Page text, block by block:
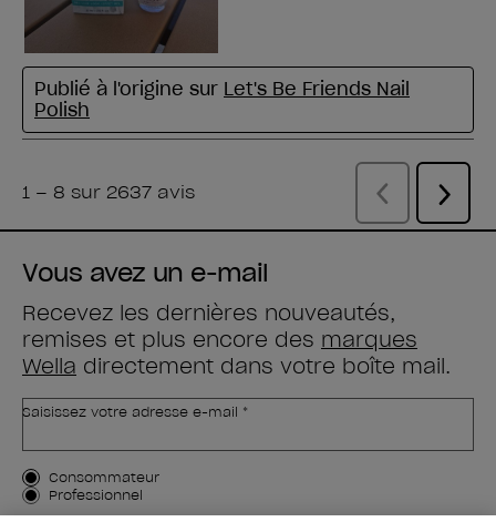
Vous avez un e-mail
Recevez les dernières nouveautés,
remises et plus encore des marques
Wella directement dans votre boîte mail.
Saisissez votre adresse e-mail *
Type de client
Consommateur
Professionnel